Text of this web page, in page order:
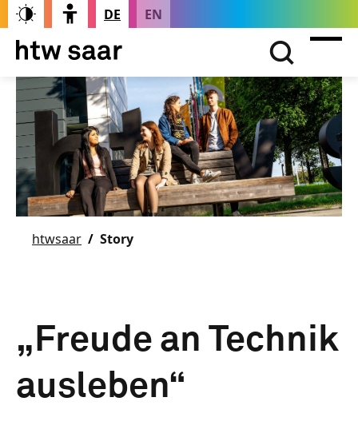
DE EN
htwsaar Story
„Freude an Technik
ausleben“